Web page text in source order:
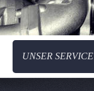
UNSER SERVICE